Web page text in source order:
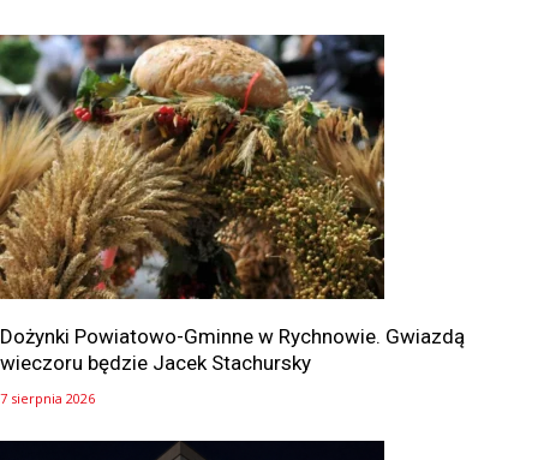
Dożynki Powiatowo-Gminne w Rychnowie. Gwiazdą
wieczoru będzie Jacek Stachursky
7 sierpnia 2026